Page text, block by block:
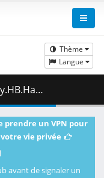
Thème
Langue
( 4.34 GB )
prendre un VPN pour
vie privée
avant de signaler un